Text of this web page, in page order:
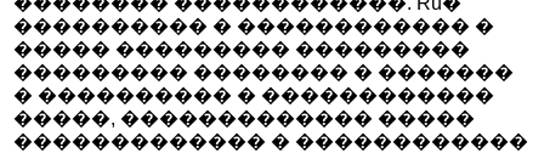
���������� � ������������ �
����� ��������� ���������
��������� �������� � �������
� ���������� � ������������
�����, ������������� �����
������������� � ������������